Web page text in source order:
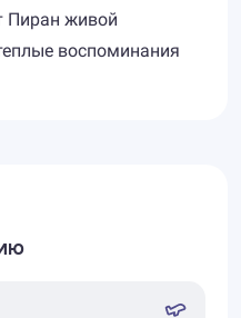
Пиран живой
воспоминания